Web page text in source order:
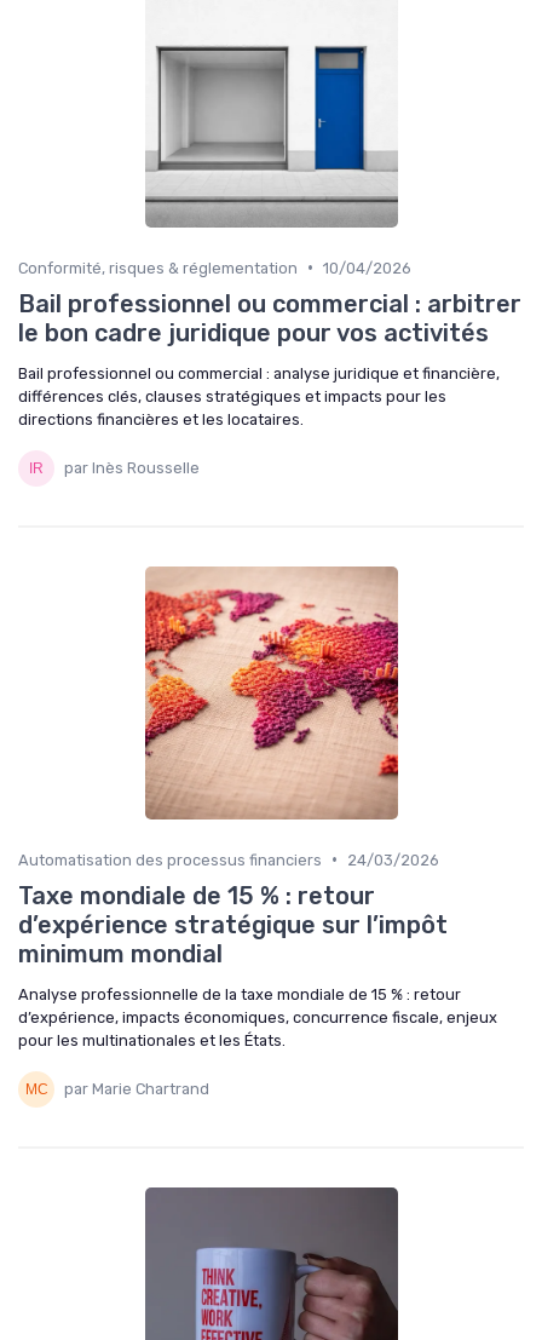
Conformité, risques & réglementation • 10/04/2026
Bail professionnel ou commercial : arbitrer
le bon cadre juridique pour vos activités
Bail professionnel ou commercial : analyse juridique et financière,
différences clés, clauses stratégiques et impacts pour les
directions financières et les locataires.
par Inès Rousselle
Automatisation des processus financiers • 24/03/2026
Taxe mondiale de 15 % : retour
d’expérience stratégique sur l’impôt
minimum mondial
Analyse professionnelle de la taxe mondiale de 15 % : retour
d’expérience, impacts économiques, concurrence fiscale, enjeux
pour les multinationales et les États.
par Marie Chartrand